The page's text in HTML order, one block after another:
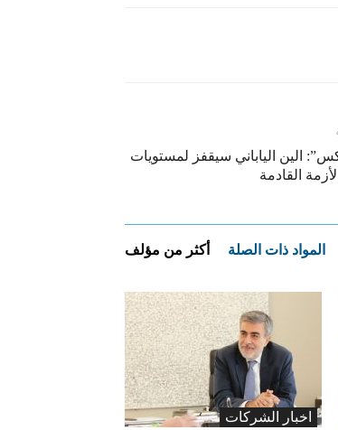
الين الياباني سيقفز لمستويات
القادمة
المواد ذات الصلة أكثر من مؤلف
اخبار الشركات